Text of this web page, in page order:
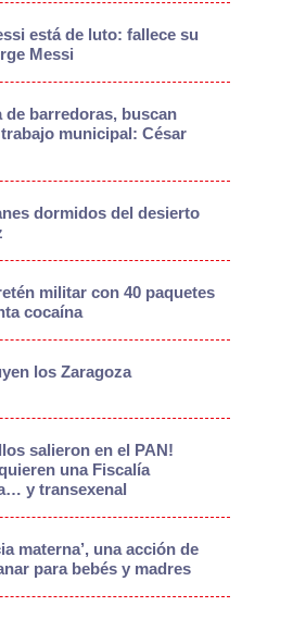
está de luto: fallece su
Messi
de barredoras, buscan
municipal: César
dormidos del desierto
militar con 40 paquetes
cocaína
los Zaragoza
salieron en el PAN!
una Fiscalía
y transexenal
materna’, una acción de
para bebés y madres